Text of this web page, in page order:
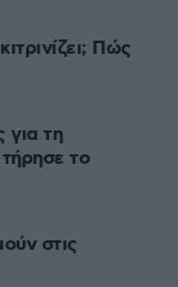
Πώς
τη
το
στις